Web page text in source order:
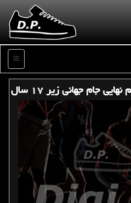
منو
جام جهانی زیر ۱۷ سال